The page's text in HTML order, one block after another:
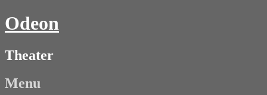
Odeon
Theater
Menu